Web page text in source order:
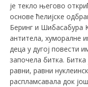
је текло његово
основе ћелијске
Беринг и Шибасабура
антитела, хуморалне
деца у дугој повести
започела битка. Битка
равни, равни
распламсавала док